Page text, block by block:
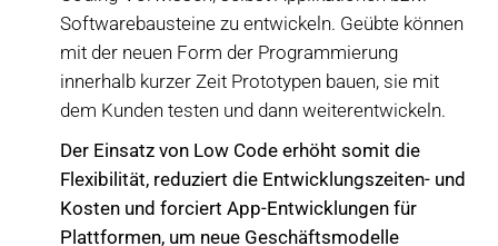
Softwarebausteine zu entwickeln. Geübte können
mit der neuen Form der Programmierung
innerhalb kurzer Zeit Prototypen bauen, sie mit
dem Kunden testen und dann weiterentwickeln.
Der Einsatz von Low Code erhöht somit die
Flexibilität, reduziert die Entwicklungszeiten- und
Kosten und forciert App-Entwicklungen für
Plattformen, um neue Geschäftsmodelle